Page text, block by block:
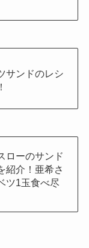
サンドのレシ
ローのサンド
紹介！亜希さ
ツ1玉食べ尽